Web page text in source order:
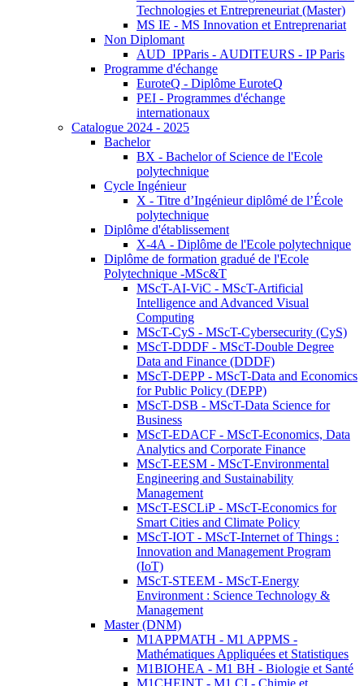
Technologies et Entrepreneuriat (Master)
MS IE - MS Innovation et Entreprenariat
Non Diplomant
AUD_IPParis - AUDITEURS - IP Paris
Programme d'échange
EuroteQ - Diplôme EuroteQ
PEI - Programmes d'échange
internationaux
Catalogue 2024 - 2025
Bachelor
BX - Bachelor of Science de l'Ecole
polytechnique
Cycle Ingénieur
X - Titre d’Ingénieur diplômé de l’École
polytechnique
Diplôme d'établissement
X-4A - Diplôme de l'Ecole polytechnique
Diplôme de formation gradué de l'Ecole
Polytechnique -MSc&T
MScT-AI-ViC - MScT-Artificial
Intelligence and Advanced Visual
Computing
MScT-CyS - MScT-Cybersecurity (CyS)
MScT-DDDF - MScT-Double Degree
Data and Finance (DDDF)
MScT-DEPP - MScT-Data and Economics
for Public Policy (DEPP)
MScT-DSB - MScT-Data Science for
Business
MScT-EDACF - MScT-Economics, Data
Analytics and Corporate Finance
MScT-EESM - MScT-Environmental
Engineering and Sustainability
Management
MScT-ESCLiP - MScT-Economics for
Smart Cities and Climate Policy
MScT-IOT - MScT-Internet of Things :
Innovation and Management Program
(IoT)
MScT-STEEM - MScT-Energy
Environment : Science Technology &
Management
Master (DNM)
M1APPMATH - M1 APPMS -
Mathématiques Appliquées et Statistiques
M1BIOHEA - M1 BH - Biologie et Santé
M1CHEINT - M1 CI - Chimie et